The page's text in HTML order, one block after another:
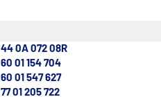
44 0A 072 08R
60 01 154 704
60 01 547 627
77 01 205 722